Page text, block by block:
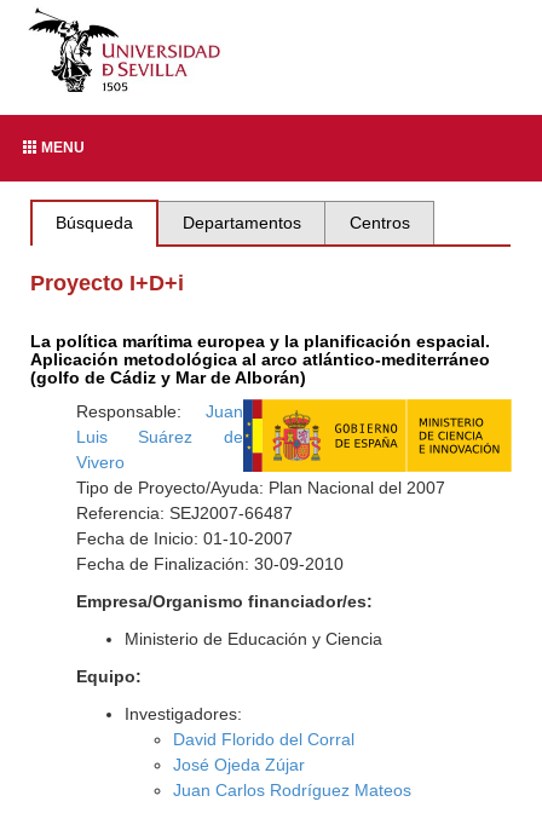
MENU
Búsqueda Departamentos Centros
Proyecto I+D+i
La política marítima europea y la planificación espacial.
Aplicación metodológica al arco atlántico-mediterráneo
(golfo de Cádiz y Mar de Alborán)
Responsable: Juan
Luis Suárez de
Vivero
Tipo de Proyecto/Ayuda: Plan Nacional del 2007
Referencia: SEJ2007-66487
Fecha de Inicio: 01-10-2007
Fecha de Finalización: 30-09-2010
Empresa/Organismo financiador/es:
Ministerio de Educación y Ciencia
Equipo:
Investigadores:
David Florido del Corral
José Ojeda Zújar
Juan Carlos Rodríguez Mateos